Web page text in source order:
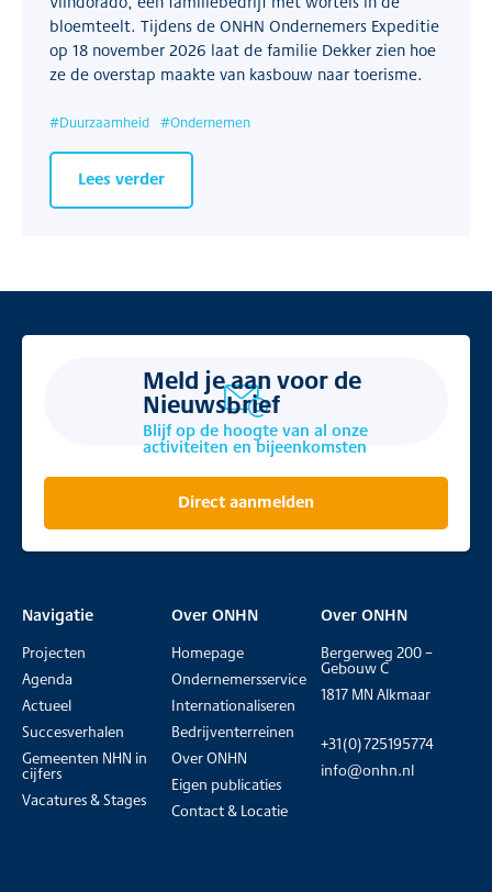
bloemteelt. Tijdens de ONHN Ondernemers Expeditie
op 18 november 2026 laat de familie Dekker zien hoe
ze de overstap maakte van kasbouw naar toerisme.
#Duurzaamheid #Ondernemen
Lees verder
Meld je aan voor de
Nieuwsbrief
Blijf op de hoogte van al onze
activiteiten en bijeenkomsten
Direct aanmelden
Navigatie
Projecten
Agenda
Actueel
Succesverhalen
Gemeenten NHN in
cijfers
Vacatures & Stages
Over ONHN
Homepage
Ondernemersservice
Internationaliseren
Bedrijventerreinen
Over ONHN
Eigen publicaties
Contact & Locatie
Over ONHN
Bergerweg 200 –
Gebouw C
1817 MN Alkmaar
+31(0)725195774
info@onhn.nl